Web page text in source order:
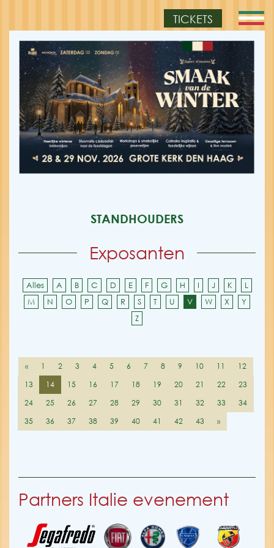
TICKETS
STANDHOUDERS
Exposanten
Alles A B C D E F G H I J K
L
M
N O P Q R S T U V W X
Y
Z
« 1 2 3 4 5 6 7 8 9 10 11
12
13
14 15 16 17 18 19 20 21 22
23
24
25 26 27 28 29 30 31 32 33
34
35
36 37 38 39 40 41 42 43 »
Partners Italie evenement